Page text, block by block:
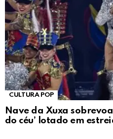
CULTURA POP
Nave da Xuxa
do céu’ lotado em